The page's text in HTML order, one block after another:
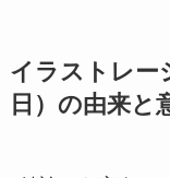
イラストレー
日）の由来と